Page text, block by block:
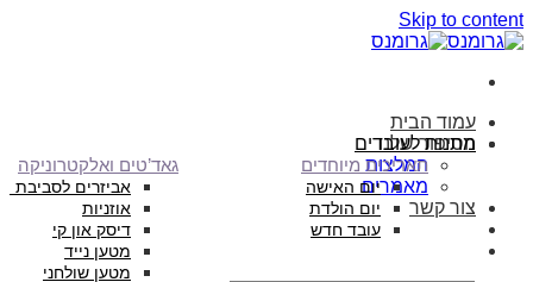
Skip to content
עמוד הבית
הסיפור שלנו
המלצות
מאמרים
צור קשר
מתנות לעובדים
תאריכים מיוחדים
יום האישה
יום הולדת
עובד חדש
גאד’טים ואלקטרוניקה
אביזרים לסביבת
אוזניות
דיסק און קי
מטען נייד
מטען שולחני